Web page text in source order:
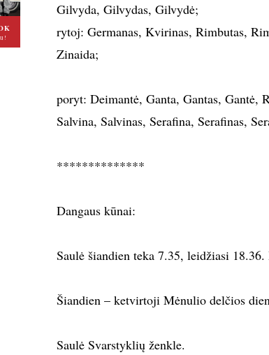
Gilvyda, Gilvydas, Gilvydė;
rytoj: Germanas, Kvirinas, Rimbutas,
Zinaida;
poryt: Deimantė, Ganta, Gantas, Gantė,
Salvina, Salvinas, Serafina, Serafinas,
**************
Dangaus kūnai:
Saulė šiandien teka 7.35, leidžiasi
Šiandien – ketvirtoji Mėnulio delčios
Saulė Svarstyklių ženkle.